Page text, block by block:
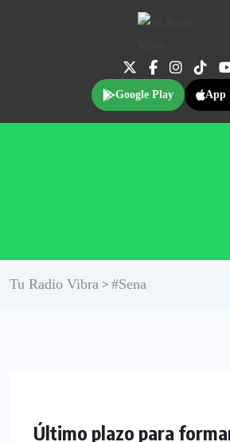
Google Play App
Tu Radio Vibra > #Sena
Último plazo para